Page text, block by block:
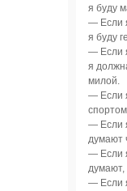
я буду
— Если
я буду
— Если
я
милой.
— Если
— Если
думают
— Если
думают,
— Если